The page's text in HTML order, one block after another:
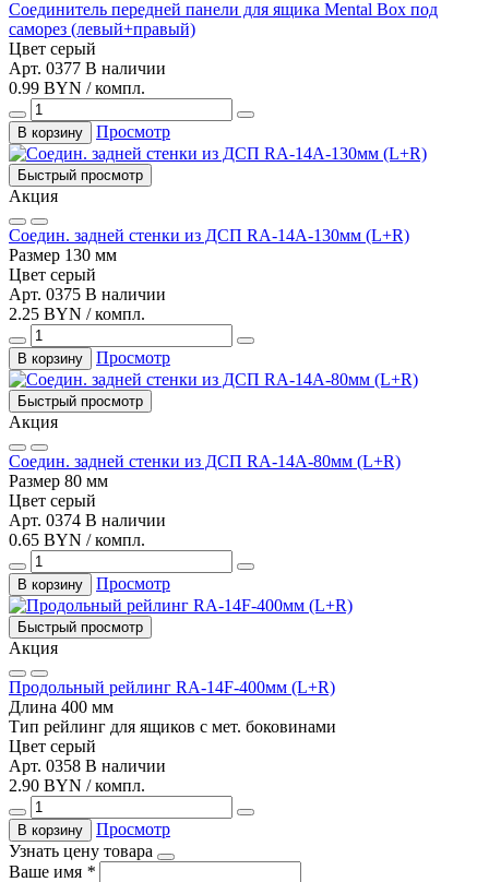
Соединитель передней панели для ящика Mental Box под
саморез (левый+правый)
Цвет серый
Арт. 0377 В наличии
0.99 BYN / компл.
В корзину Просмотр
Быстрый просмотр
Акция
Соедин. задней стенки из ДСП RA-14A-130мм (L+R)
Размер 130 мм
Цвет серый
Арт. 0375 В наличии
2.25 BYN / компл.
В корзину Просмотр
Быстрый просмотр
Акция
Соедин. задней стенки из ДСП RA-14A-80мм (L+R)
Размер 80 мм
Цвет серый
Арт. 0374 В наличии
0.65 BYN / компл.
В корзину Просмотр
Быстрый просмотр
Акция
Продольный рейлинг RA-14F-400мм (L+R)
Длина 400 мм
Тип рейлинг для ящиков с мет. боковинами
Цвет серый
Арт. 0358 В наличии
2.90 BYN / компл.
В корзину
Просмотр
Узнать цену товара
Ваше имя *